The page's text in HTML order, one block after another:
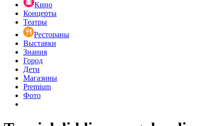
Кино
Концерты
Театры
Рестораны
Выставки
Знания
Город
Дети
Магазины
Premium
Фото